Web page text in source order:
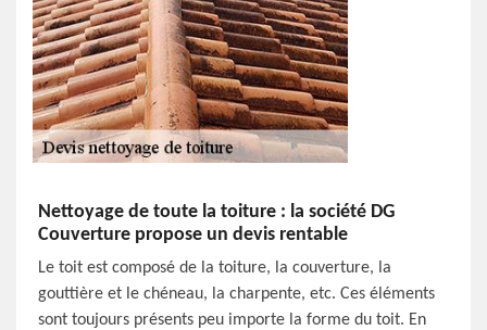
Nettoyage de toute la toiture : la société DG
Couverture propose un devis rentable
Le toit est composé de la toiture, la couverture, la
gouttière et le chéneau, la charpente, etc. Ces éléments
sont toujours présents peu importe la forme du toit. En